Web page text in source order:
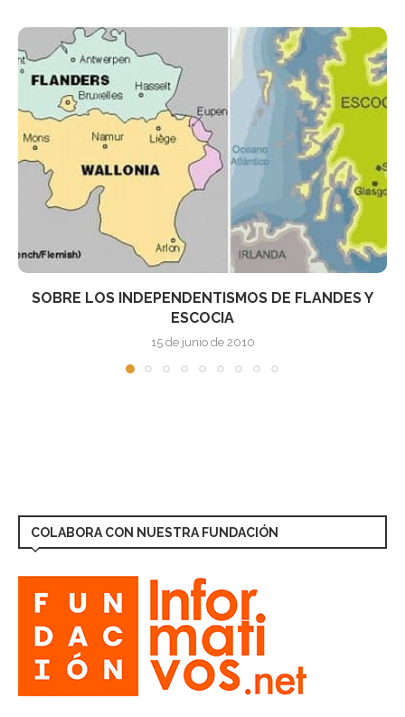
SRI LANKA E IRLANDA: DOS MODELOS
PACIFICACIÓN...
15 de junio de 2010
COLABORA CON NUESTRA FUNDACIÓN